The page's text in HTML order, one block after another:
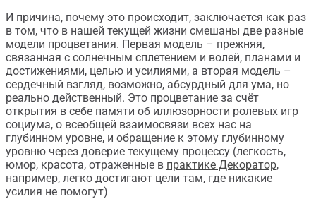
И причина, почему это происходит, заключается как раз
в том, что в нашей текущей жизни смешаны две разные
модели процветания. Первая модель – прежняя,
связанная с солнечным сплетением и волей, планами и
достижениями, целью и усилиями, а вторая модель –
сердечный взгляд, возможно, абсурдный для ума, но
реально действенный. Это процветание за счёт
открытия в себе памяти об иллюзорности ролевых игр
социума, о всеобщей взаимосвязи всех нас на
глубинном уровне, и обращение к этому глубинному
уровню через доверие текущему процессу (легкость,
юмор, красота, отраженные в практике Декоратор,
например, легко достигают цели там, где никакие
усилия не помогут)